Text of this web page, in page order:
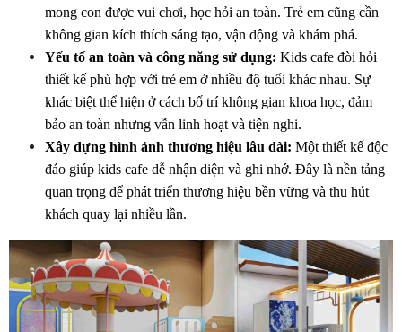
mong con được vui chơi, học hỏi an toàn. Trẻ em cũng cần
không gian kích thích sáng tạo, vận động và khám phá.
Yếu tố an toàn và công năng sử dụng: Kids cafe đòi hỏi
thiết kế phù hợp với trẻ em ở nhiều độ tuổi khác nhau. Sự
khác biệt thể hiện ở cách bố trí không gian khoa học, đảm
bảo an toàn nhưng vẫn linh hoạt và tiện nghi.
Xây dựng hình ảnh thương hiệu lâu dài: Một thiết kế độc
đáo giúp kids cafe dễ nhận diện và ghi nhớ. Đây là nền tảng
quan trọng để phát triển thương hiệu bền vững và thu hút
khách quay lại nhiều lần.